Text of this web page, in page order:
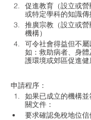
促進教育（設立或
或特定學科的知識傳
推廣宗教（設立或
機構）
可令社會得益但不
如：救助病者、身
護環境或郊區促進健
申請程序：
如果已成立的機構
關文件：
要求確認免稅地位信